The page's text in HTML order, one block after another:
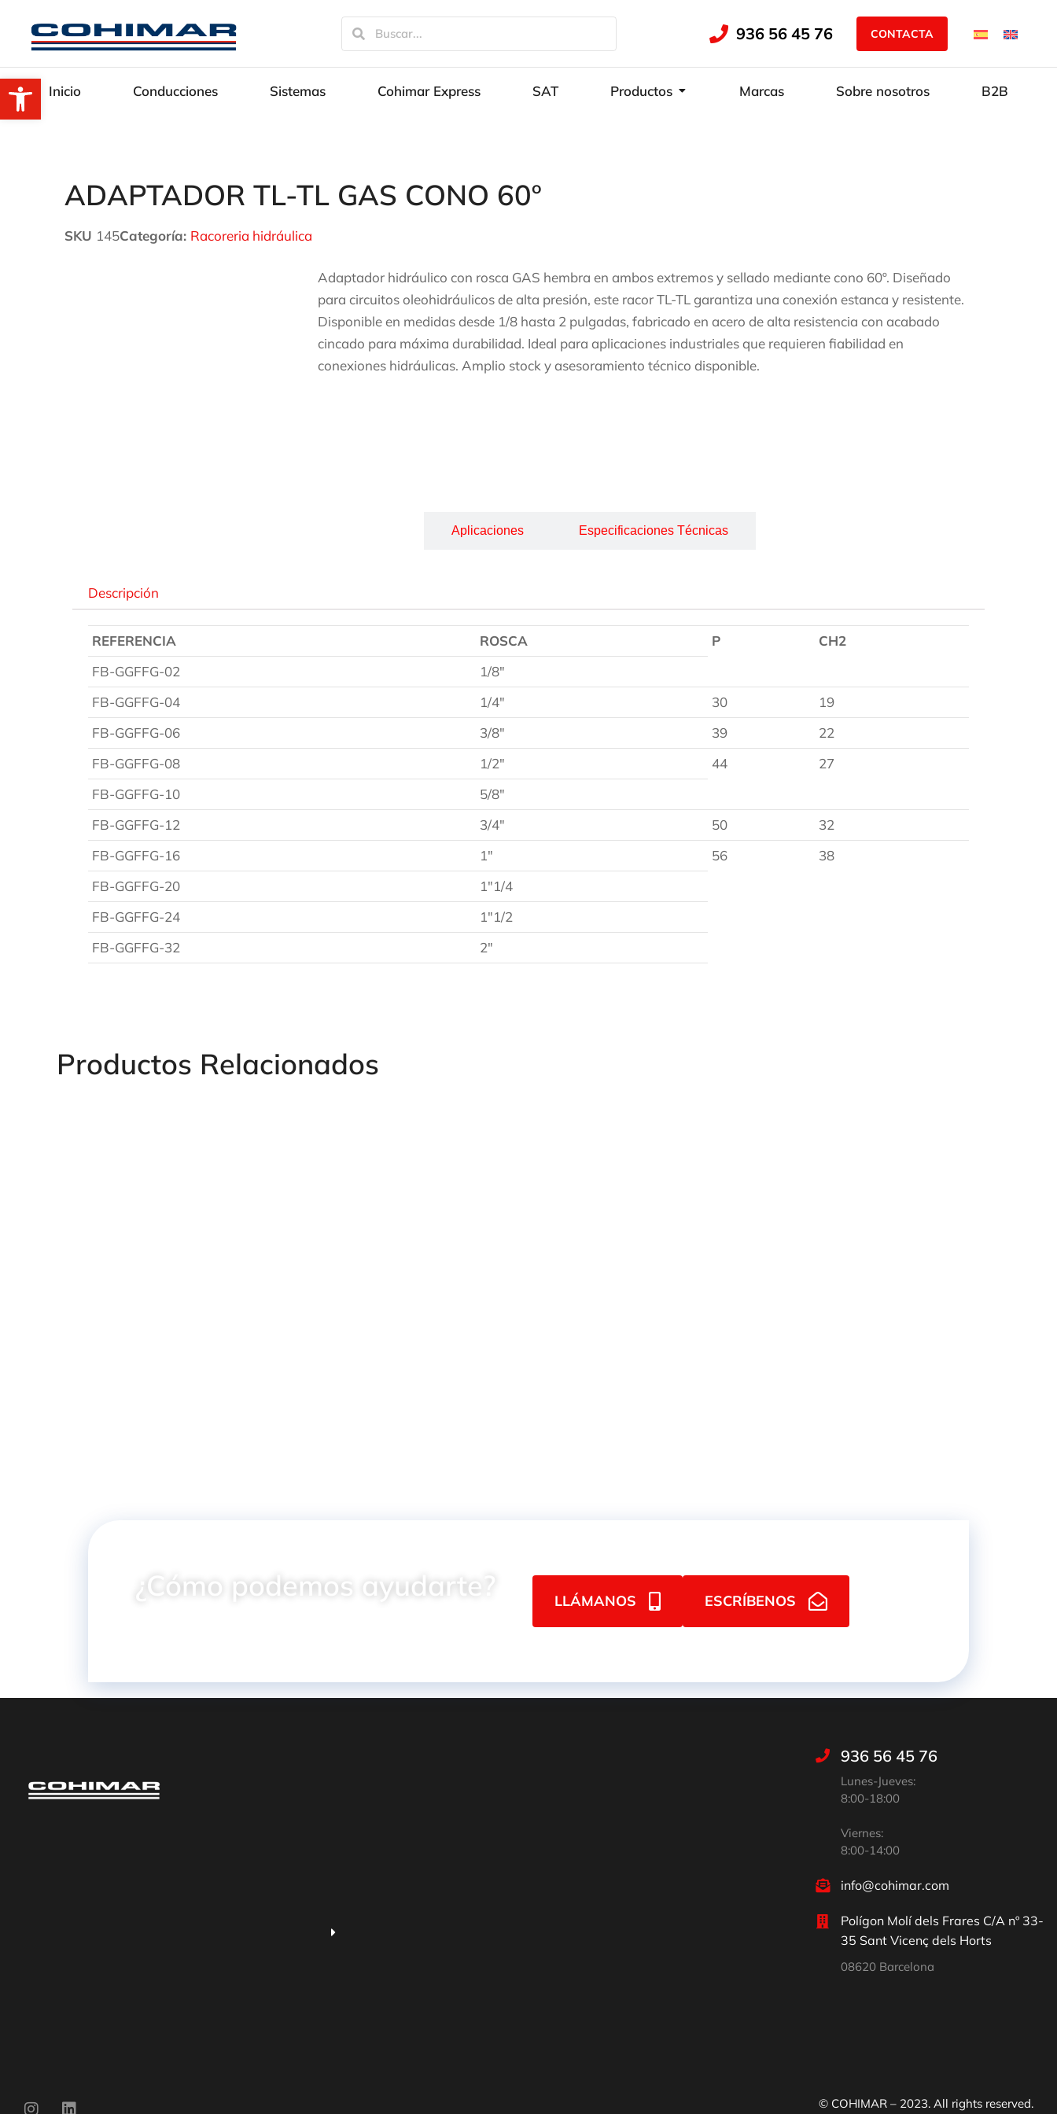
936 56 45 76 CONTACTA
Inicio Conducciones Sistemas Cohimar Express SAT Productos Marcas Sobre nosotros B2B
ADAPTADOR TL-TL GAS CONO 60º
SKU 145Categoría: Racoreria hidráulica
Adaptador hidráulico con rosca GAS hembra en ambos extremos y sellado mediante cono 60º. Diseñado
para circuitos oleohidráulicos de alta presión, este racor TL-TL garantiza una conexión estanca y resistente.
Disponible en medidas desde 1/8 hasta 2 pulgadas, fabricado en acero de alta resistencia con acabado
cincado para máxima durabilidad. Ideal para aplicaciones industriales que requieren fiabilidad en
conexiones hidráulicas. Amplio stock y asesoramiento técnico disponible.
Aplicaciones Especificaciones Técnicas
Descripción
REFERENCIA ROSCA P
CH2
FB-GGFFG-02
1/8″
FB-GGFFG-04
1/4″ 30
19
FB-GGFFG-06
3/8″ 39
22
FB-GGFFG-08
1/2″ 44
27
FB-GGFFG-10
5/8″
FB-GGFFG-12
3/4″ 50
32
FB-GGFFG-16
1″ 56
38
FB-GGFFG-20
1″1/4
FB-GGFFG-24
1″1/2
FB-GGFFG-32
2″
Productos Relacionados
¿Cómo podemos ayudarte? LLÁMANOS ESCRÍBENOS
936 56 45 76
Lunes-Jueves:
8:00-18:00
Viernes:
8:00-14:00
info@cohimar.com
Polígon Molí dels Frares C/A nº 33-
35 Sant Vicenç dels Horts
08620 Barcelona
© COHIMAR – 2023. All rights reserved.
Abrir barra de herramientas